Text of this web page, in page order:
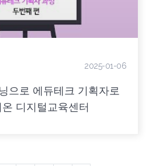
2025-01-06
으로 에듀테크 기획자로
디지털교육센터